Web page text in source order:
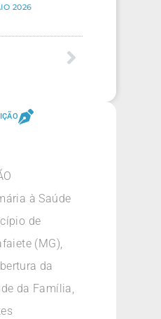
2026
à Saúde
de
(MG),
da
da Família,